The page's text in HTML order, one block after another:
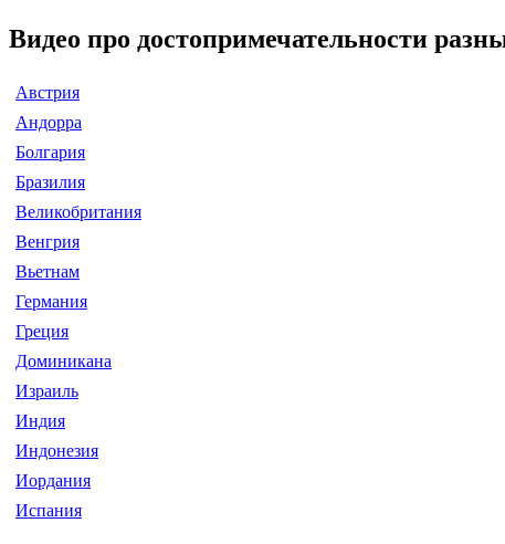
Видео про достопримечательности
Австрия
Андорра
Болгария
Бразилия
Великобритания
Венгрия
Вьетнам
Германия
Греция
Доминикана
Израиль
Индия
Индонезия
Иордания
Испания